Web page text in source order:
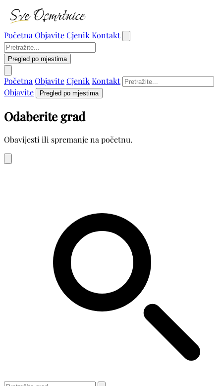
Početna ObjaviteCjenik Kontakt
Pregled po mjestima
Početna ObjaviteCjenik Kontakt
Objavite
Pregled po mjestima
Odaberite grad
Obavijesti ili spremanje na početnu.